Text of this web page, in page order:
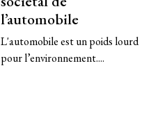
l’automobile
L'automobile est un poids lourd
pour l’environnement....